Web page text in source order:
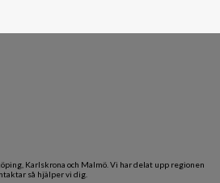
Karlskrona och Malmö. Vi har delat upp regionen
så hjälper vi dig.